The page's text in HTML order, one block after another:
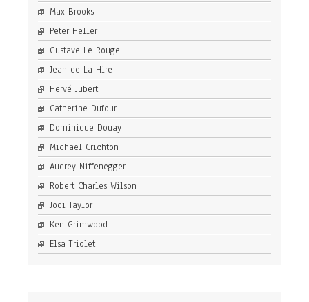
Max Brooks
Peter Heller
Gustave Le Rouge
Jean de La Hire
Hervé Jubert
Catherine Dufour
Dominique Douay
Michael Crichton
Audrey Niffenegger
Robert Charles Wilson
Jodi Taylor
Ken Grimwood
Elsa Triolet